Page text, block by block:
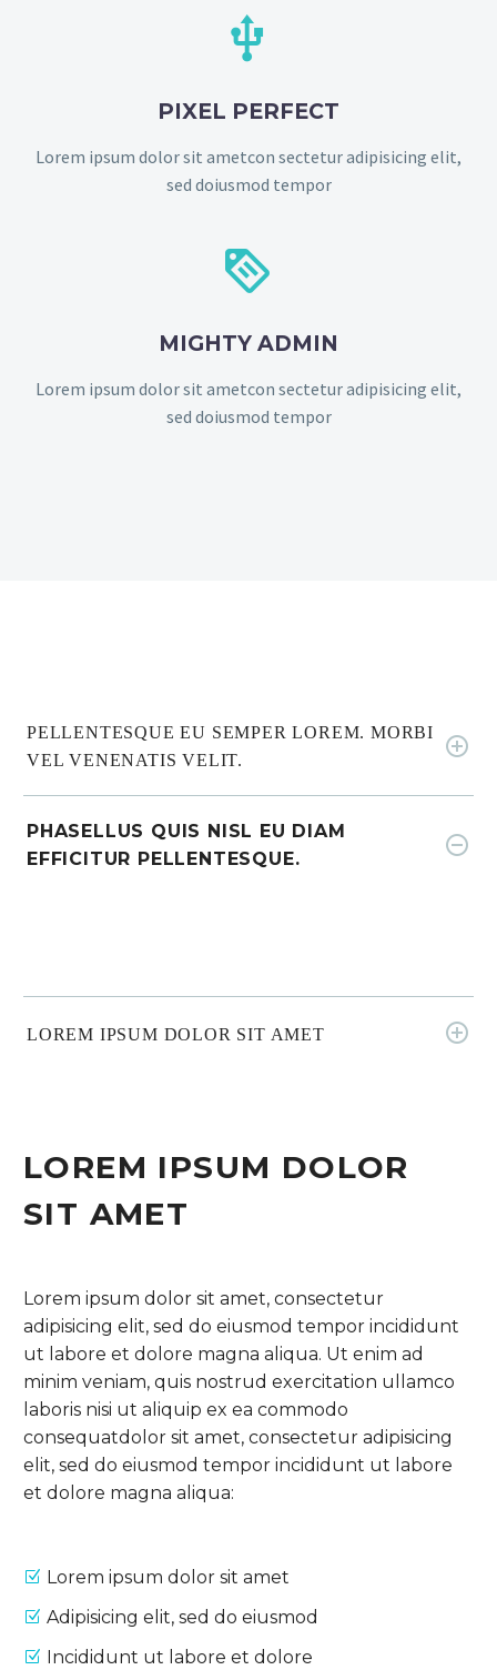


PIXEL PERFECT
Lorem ipsum dolor sit ametcon sectetur adipisicing elit,
sed doiusmod tempor


MIGHTY ADMIN
Lorem ipsum dolor sit ametcon sectetur adipisicing elit,
sed doiusmod tempor
PELLENTESQUE EU SEMPER LOREM. MORBI
VEL VENENATIS VELIT.
PHASELLUS QUIS NISL EU DIAM
EFFICITUR PELLENTESQUE.
LOREM IPSUM DOLOR SIT AMET
LOREM IPSUM DOLOR
SIT AMET
Lorem ipsum dolor sit amet, consectetur
adipisicing elit, sed do eiusmod tempor incididunt
ut labore et dolore magna aliqua. Ut enim ad
minim veniam, quis nostrud exercitation ullamco
laboris nisi ut aliquip ex ea commodo
consequatdolor sit amet, consectetur adipisicing
elit, sed do eiusmod tempor incididunt ut labore
et dolore magna aliqua:
Lorem ipsum dolor sit amet
Adipisicing elit, sed do eiusmod
Incididunt ut labore et dolore